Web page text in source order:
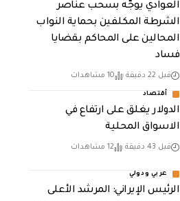
العوادي يوجّه بسحب عناصر
الشرطة المكلفين بحماية النواب
المحالين على المحاكم بقضايا
فساد
قبل 22 دقيقة 10 مشاهدات
أقتصاد
الدولار يغلق على ارتفاع في
الاسواق المحلية
قبل 43 دقيقة 12 مشاهدات
عربي ودولي
الرئيس الإيراني: المرشد الأعلى